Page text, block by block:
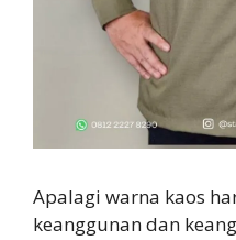
Apalagi warna kaos
keanggunan dan